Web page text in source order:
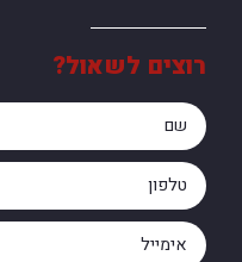
רוצים לשאול?